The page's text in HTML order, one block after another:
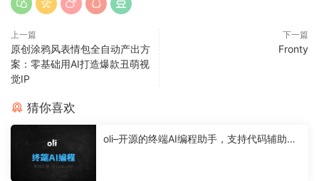
上一篇
原创涂鸦风表情包全自动产出方
案：零基础用AI打造爆款丑萌视
觉IP
下一篇
Fronty
猜你喜欢
oli–开源的终端AI编程助手，支持代码辅助与